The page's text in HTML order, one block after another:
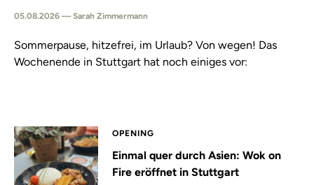
05.08.2026 — Sarah Zimmermann
Sommerpause, hitzefrei, im Urlaub? Von wegen! Das
Wochenende in Stuttgart hat noch einiges vor:
OPENING
Einmal quer durch Asien: Wok on
Fire eröffnet in Stuttgart